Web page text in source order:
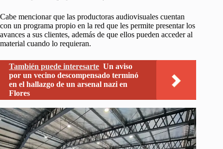
Cabe mencionar que las productoras audiovisuales cuentan
con un programa propio en la red que les permite presentar los
avances a sus clientes, además de que ellos pueden acceder al
material cuando lo requieran.
También puede interesarte Un aviso
por un vecino descompensado terminó
en el hallazgo de un arsenal nazi en
Flores